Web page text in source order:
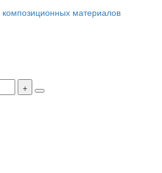
материалов